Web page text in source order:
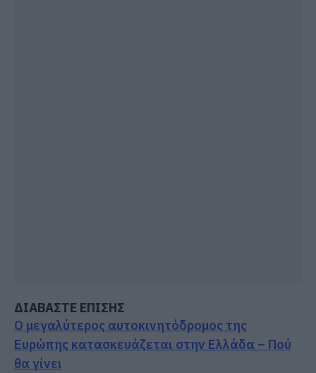
ΔΙΑΒΑΣΤΕ ΕΠΙΣΗΣ
Ο μεγαλύτερος αυτοκινητόδρομος της
Ευρώπης κατασκευάζεται στην Ελλάδα – Πού
θα γίνει